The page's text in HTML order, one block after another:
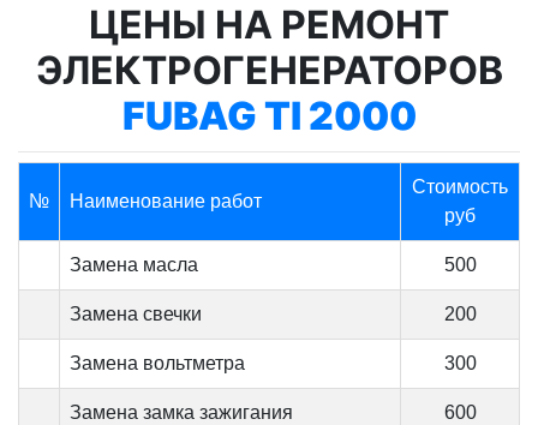
ЦЕНЫ НА РЕМОНТ
ЭЛЕКТРОГЕНЕРАТОРОВ
FUBAG TI 2000
№ Наименование работ
Стоимость
руб
Замена масла 500
Замена свечки 200
Замена вольтметра 300
Замена замка зажигания 600